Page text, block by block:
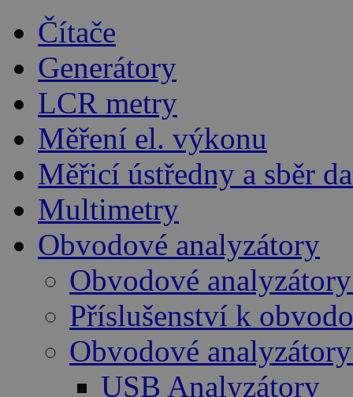
Čítače
Generátory
LCR metry
Měření el. výkonu
Měřicí ústředny a sběr
Multimetry
Obvodové analyzátory
Obvodové
Příslušenství k
Obvodové
USB Analyzátory